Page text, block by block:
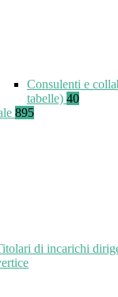
Consulenti e
tabelle) 40
895
di incarichi